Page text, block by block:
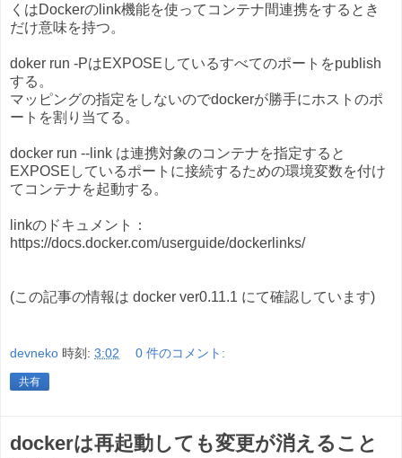
くはDockerのlink機能を使ってコンテナ間連携をするとき
だけ意味を持つ。
doker run -PはEXPOSEしているすべてのポートをpublish
する。
マッピングの指定をしないのでdockerが勝手にホストのポ
ートを割り当てる。
docker run --link は連携対象のコンテナを指定すると
EXPOSEしているポートに接続するための環境変数を付け
てコンテナを起動する。
linkのドキュメント：
https://docs.docker.com/userguide/dockerlinks/
(この記事の情報は docker ver0.11.1 にて確認しています)
devneko 時刻: 3:02 0 件のコメント:
共有
dockerは再起動しても変更が消えること